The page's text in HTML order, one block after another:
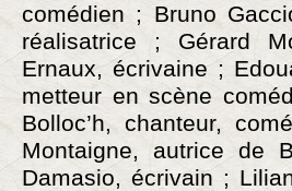
comédien ; Bruno
réalisatrice ; ­Gérard
Ernaux, écrivaine ;
metteur en scène
Bolloc’h, chanteur,
Montaigne, autrice de
Damasio, écrivain ;